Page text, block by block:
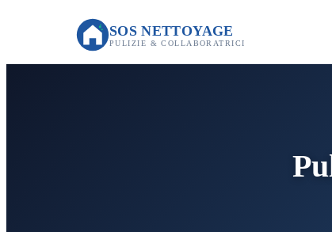
SOS NETTOYAGE
PULIZIE & COLLABORATRICI